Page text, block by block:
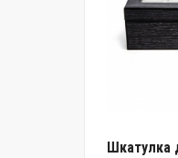
Шкатулка